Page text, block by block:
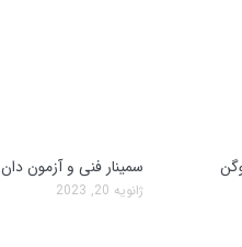
سمینار فنی و آزمون دان
ژانویه 20, 2023